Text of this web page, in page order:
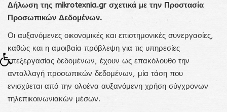
Δήλωση της mikrotexnia.gr σχετικά με την Προστασία
Προσωπικών Δεδομένων.
Οι αυξανόμενες οικονομικές και επιστημονικές συνεργασίες,
καθώς και η αμοιβαία πρόβλεψη για τις υπηρεσίες
επεξεργασίας δεδομένων, έχουν ως επακόλουθο την
ανταλλαγή προσωπικών δεδομένων, μία τάση που
ενισχύεται από την ολοένα αυξανόμενη χρήση σύγχρονων
τηλεπικοινωνιακών μέσων.